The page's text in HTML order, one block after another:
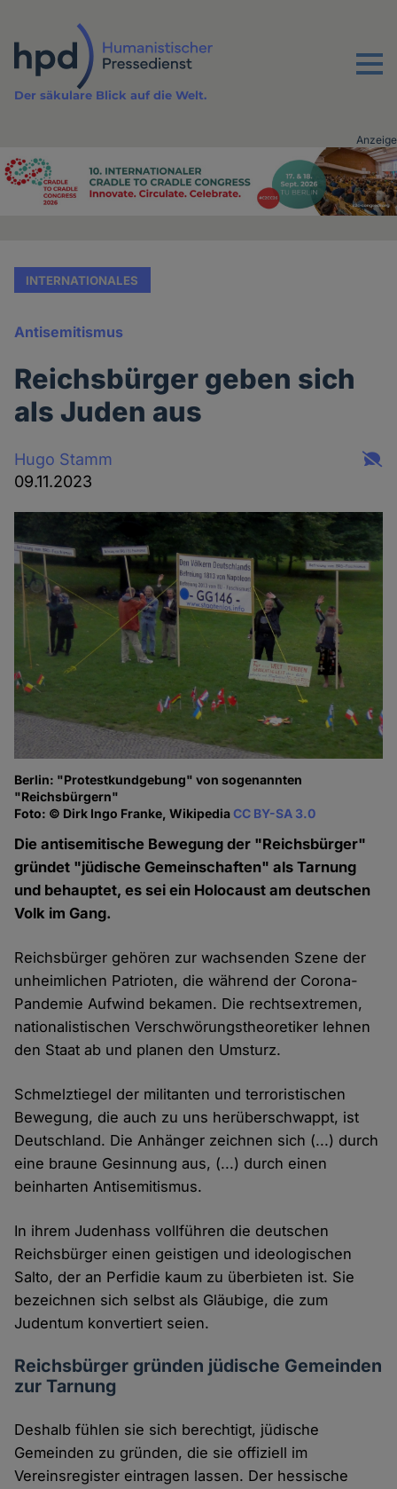
Inhalt
Menu
Der säkulare Blick auf die Welt.
Advertising
Anzeige
INTERNATIONALES
Antisemitismus
Reichsbürger geben sich
als Juden aus
Hugo Stamm
09.11.2023
Berlin: "Protestkundgebung" von sogenannten
"Reichsbürgern"
Foto: © Dirk Ingo Franke, WikipediaCC BY-SA 3.0
Die antisemitische Bewegung der "Reichsbürger"
gründet "jüdische Gemeinschaften" als Tarnung
und behauptet, es sei ein Holocaust am deutschen
Volk im Gang.
Reichsbürger gehören zur wachsenden Szene der
unheimlichen Patrioten, die während der Corona-
Pandemie Aufwind bekamen. Die rechtsextremen,
nationalistischen Verschwörungstheoretiker lehnen
den Staat ab und planen den Umsturz.
Schmelztiegel der militanten und terroristischen
Bewegung, die auch zu uns herüberschwappt, ist
Deutschland. Die Anhänger zeichnen sich (...) durch
eine braune Gesinnung aus, (...) durch einen
beinharten Antisemitismus.
In ihrem Judenhass vollführen die deutschen
Reichsbürger einen geistigen und ideologischen
Salto, der an Perfidie kaum zu überbieten ist. Sie
bezeichnen sich selbst als Gläubige, die zum
Judentum konvertiert seien.
Reichsbürger gründen jüdische Gemeinden
zur Tarnung
Deshalb fühlen sie sich berechtigt, jüdische
Gemeinden zu gründen, die sie offiziell im
Vereinsregister eintragen lassen. Der hessische